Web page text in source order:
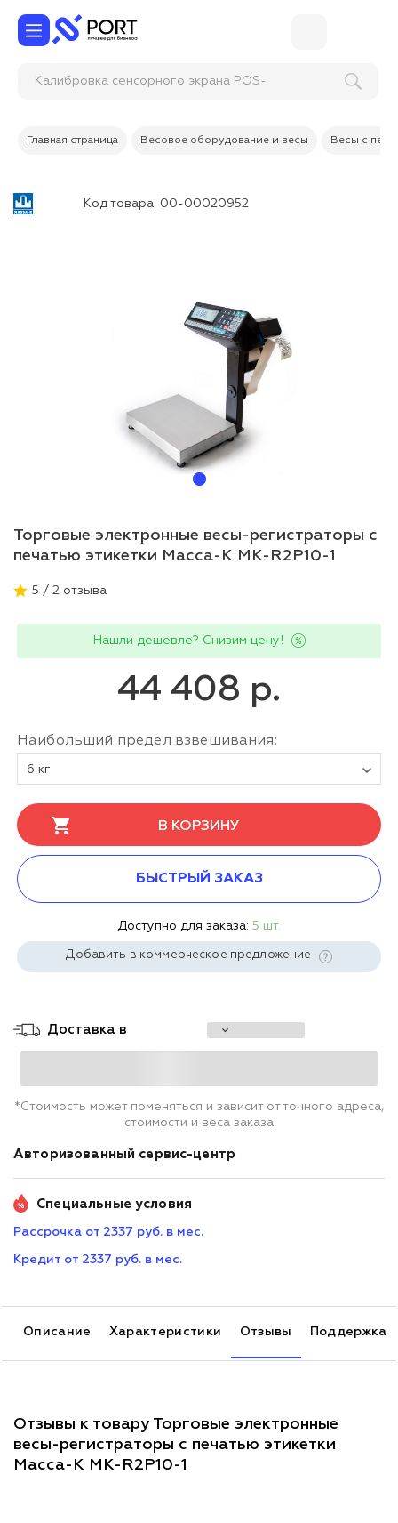
Калибровка сенсорного экрана POS-
Главная страница Весовое оборудование и весы Весы с
Код товара: 00-00020952
Торговые электронные весы-регистраторы с
печатью этикетки Масса-К MK-R2P10-1
5 / 2 отзыва
Нашли дешевле? Снизим цену!
44 408 р.
Наибольший предел взвешивания:
6 кг
В КОРЗИНУ
БЫСТРЫЙ ЗАКАЗ
Доступно для заказа: 5 шт.
Добавить в коммерческое предложение
Доставка в
*Стоимость может поменяться и зависит от точного адреса,
стоимости и веса заказа
Авторизованный сервис-центр
Специальные условия
Рассрочка от 2337 руб. в мес.
Кредит от 2337 руб. в мес.
Описание Характеристики Отзывы Поддержка
Отзывы к товару Торговые электронные
весы-регистраторы с печатью этикетки
Масса-К MK-R2P10-1